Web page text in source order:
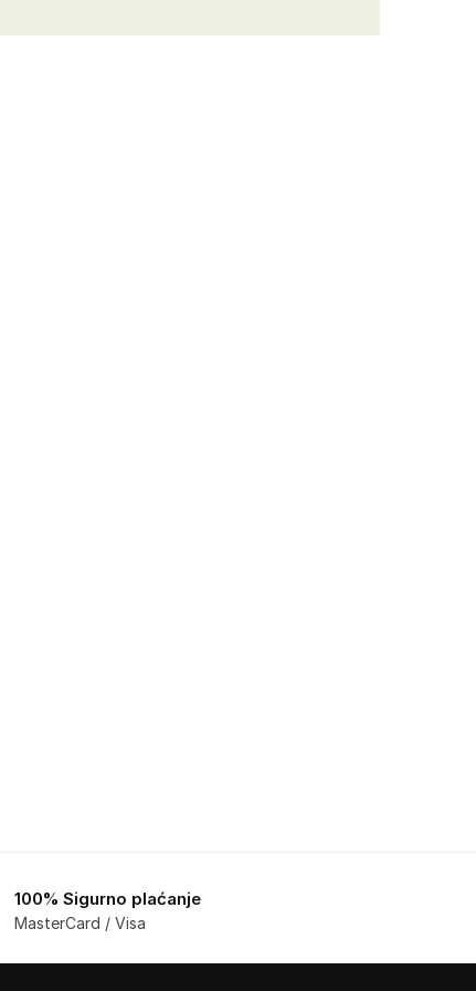
100% Sigurno plaćanje
MasterCard / Visa